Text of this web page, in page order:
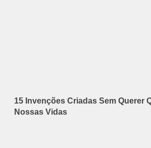
15 Invenções Criadas Sem Querer
Nossas Vidas